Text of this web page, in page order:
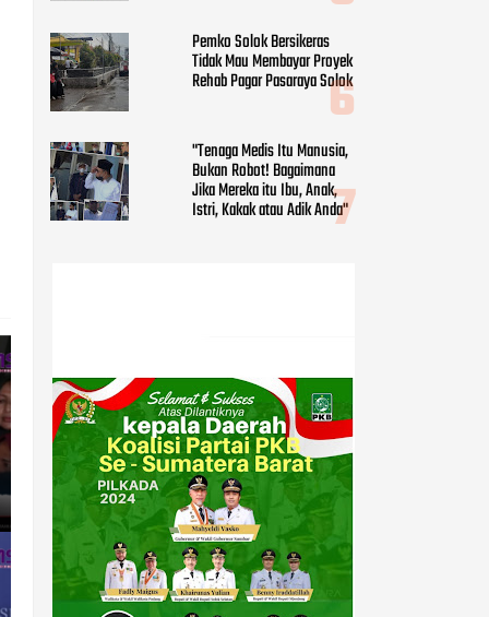
Pemko Solok Bersikeras
Tidak Mau Membayar Proyek
Rehab Pagar Pasaraya Solok
"Tenaga Medis Itu Manusia,
Bukan Robot! Bagaimana
Jika Mereka itu Ibu, Anak,
Istri, Kakak atau Adik Anda"